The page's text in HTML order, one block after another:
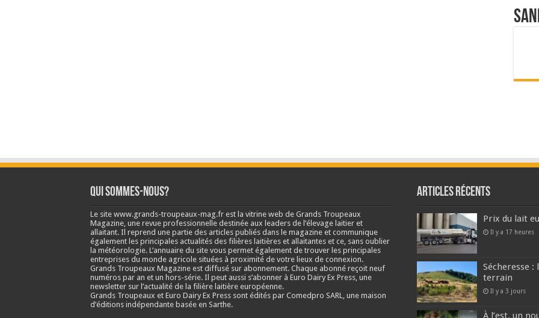
Qui sommes-nous?
Le site www.grands-troupeaux-mag.fr est la vitrine web de Grands Troupeaux
Magazine, une revue professionnelle destinée aux leaders de l’élevage laitier et
allaitant. Il reprend une partie des articles publiés dans le magazine et communique
également les principales actualités des filières laitières et allaitantes et ce, sans oublier
la météorologie. L’annuaire du site vous permet également de trouver les principales
entreprises du monde agricole situées à proximité de votre lieux de connexion.
Grands Troupeaux Magazine est diffusé sur abonnement. Chaque abonné reçoit neuf
numéros par an et un hors-série. Il peut aussi s’abonner à Euro Dairy Ex Press, une
newsletter sur l’actualité de la filière laitière européenne.
Grands Troupeaux et Euro Dairy Ex Press sont édités par Comedpro SARL, une maison
d’éditions indépendante basée en Sarthe.
Articles récents
Prix du lait
Il y a 17 heures
Sécheresse
terrain
Il y a 3 jours
À l’est, un